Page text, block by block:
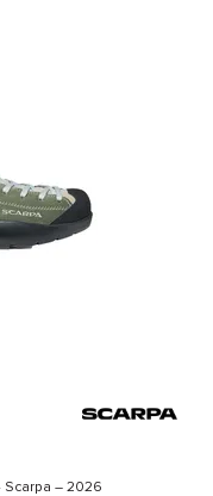
Scarpa – 2026